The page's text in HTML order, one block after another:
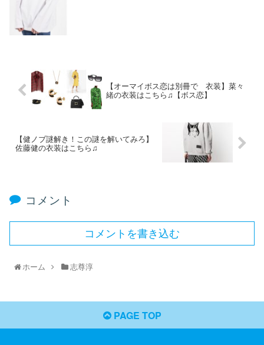
【オーマイボス恋は別冊で 衣装】菜々
緒の衣装はこちら♫【ボス恋】
【健ノブ謎解き！この謎を解いてみろ】
佐藤健の衣装はこちら♫
コメント
コメントを書き込む
ホーム 志尊淳
PAGE TOP